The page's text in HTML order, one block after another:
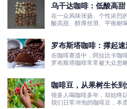
乌干达咖啡：低酸高
粮豆
在一众风味张扬、个性浓烈
酸高甜、醇厚丝滑、平衡耐
罗布斯塔咖啡：撑起
在咖啡赛道中，阿拉比卡咖
罗布斯塔咖啡常常被大众忽略
咖啡豆，从果树生长
很多人喝咖啡多年，却始终
我们日常冲泡的咖啡豆，本